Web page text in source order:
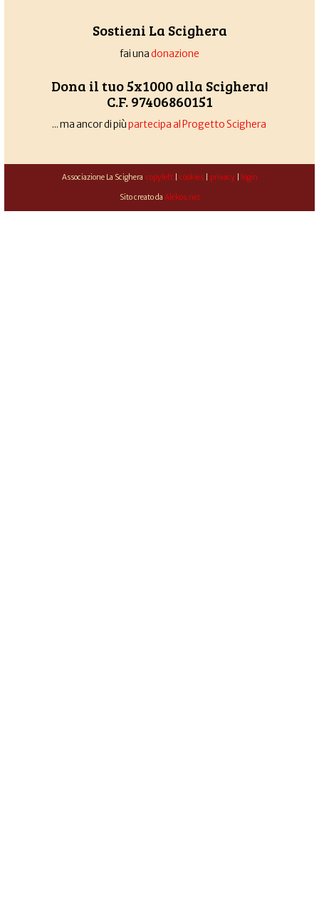
Sostieni La Scighera
fai unadonazione
Dona il tuo 5x1000 alla Scighera!
C.F. 97406860151
... ma ancor di piùpartecipa al Progetto Scighera
Associazione La Scighera copyleft| cookies| privacy| login
Sito creato da Alekos.net